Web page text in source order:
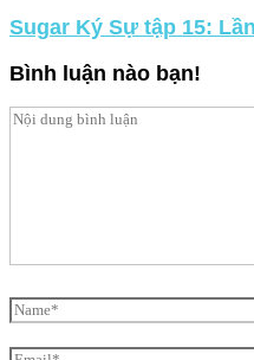
Sugar Ký Sự tập 15:
Bình luận nào bạn!